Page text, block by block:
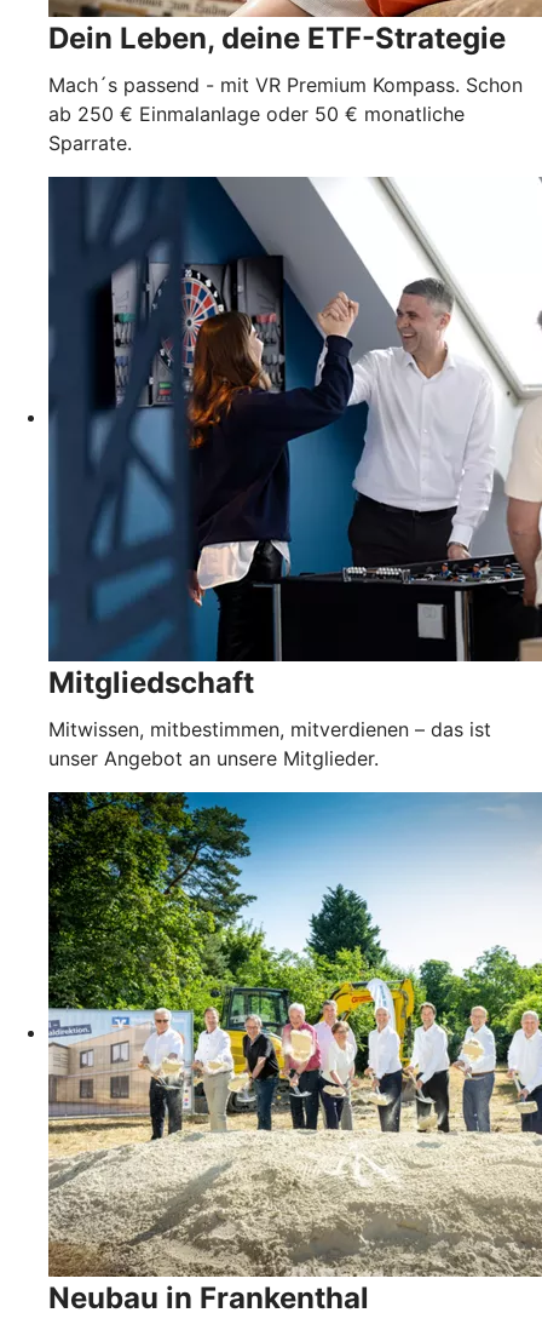
Dein Leben, deine ETF-Strategie
Mach´s passend - mit VR Premium Kompass. Schon
ab 250 € Einmalanlage oder 50 € monatliche
Sparrate.
Mitgliedschaft
Mitwissen, mitbestimmen, mitverdienen – das ist
unser Angebot an unsere Mitglieder.
Neubau in Frankenthal